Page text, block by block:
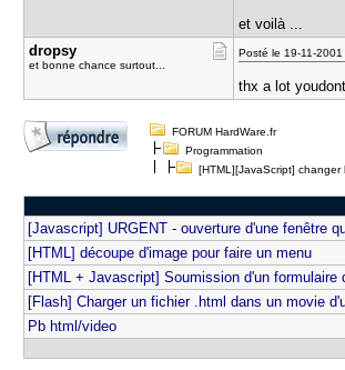
et voilà ...
dropsy
et bonne chance surtout...
Posté le 19-11-
thx a lot
FORUM HardWare.fr
Programmation
[HTML][JavaScript]
[Javascript] URGENT - ouverture d'une fenêtre
[HTML] découpe d'image pour faire un menu
[HTML + Javascript] Soumission d'un formulaire
[Flash] Charger un fichier .html dans un movie
Pb html/video